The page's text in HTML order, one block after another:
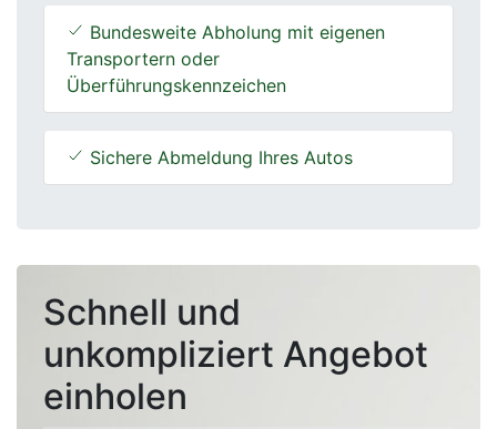
Bundesweite Abholung mit eigenen
Transportern oder
Überführungskennzeichen
Sichere Abmeldung Ihres Autos
Schnell und
unkompliziert Angebot
einholen